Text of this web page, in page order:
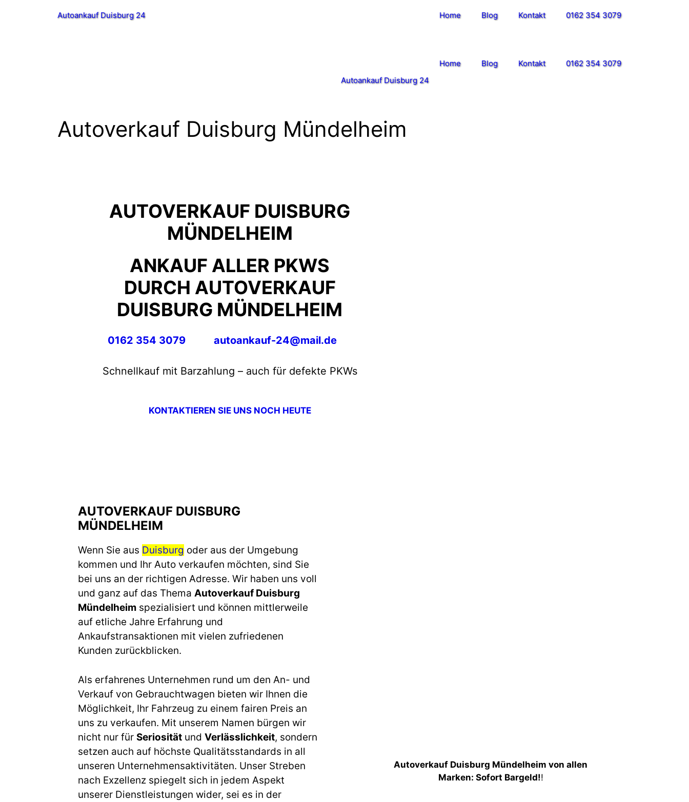
Autoankauf Duisburg 24 Home Blog Kontakt 0162 354 3079
Autoankauf Duisburg 24
Home Blog Kontakt 0162 354 3079
Autoverkauf Duisburg Mündelheim
AUTOVERKAUF DUISBURG
MÜNDELHEIM
ANKAUF ALLER PKWS
DURCH AUTOVERKAUF
DUISBURG MÜNDELHEIM
0162 354 3079 autoankauf-24@mail.de
Schnellkauf mit Barzahlung – auch für defekte PKWs
KONTAKTIEREN SIE UNS NOCH HEUTE
AUTOVERKAUF DUISBURG
MÜNDELHEIM
Wenn Sie aus Duisburg oder aus der Umgebung
kommen und Ihr Auto verkaufen möchten, sind Sie
bei uns an der richtigen Adresse. Wir haben uns voll
und ganz auf das Thema Autoverkauf Duisburg
Mündelheim spezialisiert und können mittlerweile
auf etliche Jahre Erfahrung und
Ankaufstransaktionen mit vielen zufriedenen
Kunden zurückblicken.
Als erfahrenes Unternehmen rund um den An- und
Verkauf von Gebrauchtwagen bieten wir Ihnen die
Möglichkeit, Ihr Fahrzeug zu einem fairen Preis an
uns zu verkaufen. Mit unserem Namen bürgen wir
nicht nur für Seriosität und Verlässlichkeit, sondern
setzen auch auf höchste Qualitätsstandards in all
unseren Unternehmensaktivitäten. Unser Streben
nach Exzellenz spiegelt sich in jedem Aspekt
unserer Dienstleistungen wider, sei es in der
Autoverkauf Duisburg Mündelheim von allen
Marken: Sofort Bargeld!!